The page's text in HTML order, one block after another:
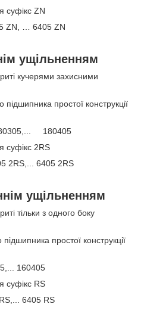
суфікс ZN
ZN, … 6405 ZN
ущільненням
кучерями захисними
простої конструкції
180405
суфікс 2RS
2RS,... 6405 2RS
ущільненням
тільки з одного боку
простої конструкції
160405
суфікс RS
6405 RS